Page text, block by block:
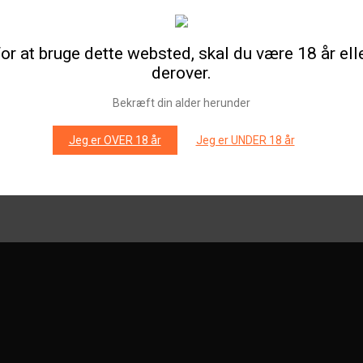
at bruge dette websted, skal du være 18 år
derover.
Bekræft din alder herunder
Jeg er OVER 18 år Jeg er UNDER 18 år